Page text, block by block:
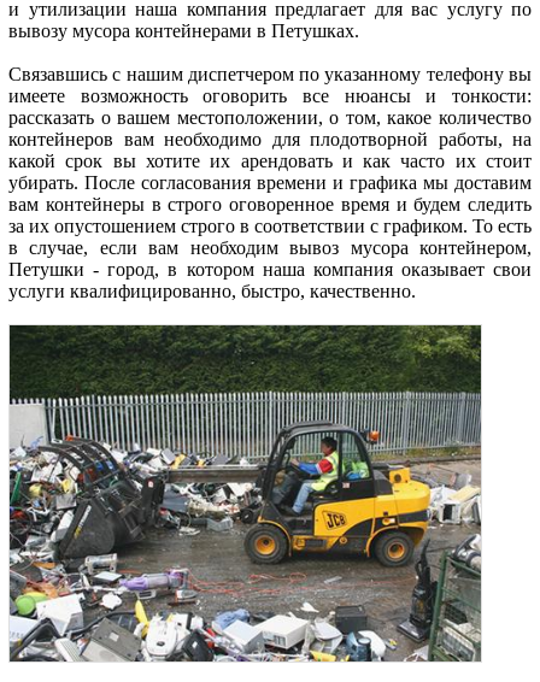
и утилизации наша компания предлагает для вас услугу по
вывозу мусора контейнерами в Петушках.
Связавшись с нашим диспетчером по указанному телефону вы
имеете возможность оговорить все нюансы и тонкости:
рассказать о вашем местоположении, о том, какое количество
контейнеров вам необходимо для плодотворной работы, на
какой срок вы хотите их арендовать и как часто их стоит
убирать. После согласования времени и графика мы доставим
вам контейнеры в строго оговоренное время и будем следить
за их опустошением строго в соответствии с графиком. То есть
в случае, если вам необходим вывоз мусора контейнером,
Петушки - город, в котором наша компания оказывает свои
услуги квалифицированно, быстро, качественно.